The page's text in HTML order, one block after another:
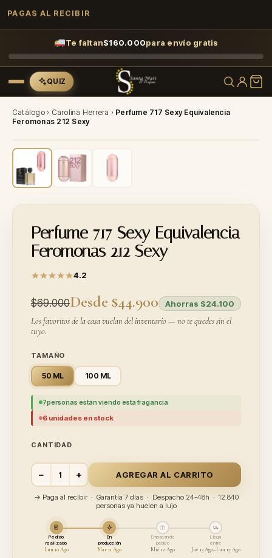
GARANTÍA 7 DÍAS
Te faltan$160.000para envío gratis
QUIZ
Catálogo› Carolina Herrera › Perfume 717 Sexy Equivalencia
Feromonas 212 Sexy
-35%
Perfume 717 Sexy Equivalencia
Feromonas 212 Sexy
4.2
$69.000Desde $44.900 Ahorras $24.100
Los favoritos de la casa vuelan del inventario — no te quedes sin el
tuyo.
TAMAÑO
50 ML 100 ML
7personas están viendo esta fragancia
6 unidades en stock
CANTIDAD
− + AGREGAR AL CARRITO
→ Paga al recibir · Garantía 7 días · Despacho 24-48h · 12.840
personas ya huelen a lujo
Pedido
realizado
Lun 10 Ago
En
producción
Mar 11 Ago
Empacando
pedido
Mié 12 Ago
Llega
entre
Jue 13 Ago–Lun 17 Ago